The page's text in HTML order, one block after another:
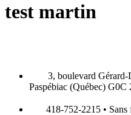
test martin
3, boulevard
Paspébiac (Québec) G0C
418-752-2215 •